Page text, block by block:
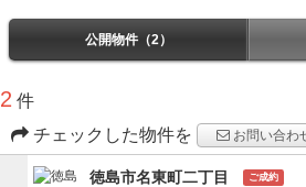
公開物件（2）
2 件
チェックした物件を
お問い合わ
徳島市名東町二丁目 ご成約